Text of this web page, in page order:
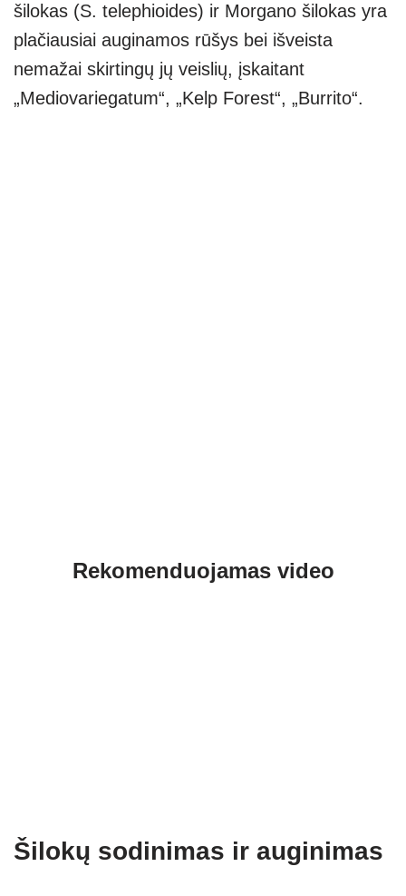
šilokas (S. telephioides) ir Morgano šilokas yra
plačiausiai auginamos rūšys bei išveista
nemažai skirtingų jų veislių, įskaitant
„Mediovariegatum“, „Kelp Forest“, „Burrito“.
Rekomenduojamas video
Šilokų sodinimas ir auginimas